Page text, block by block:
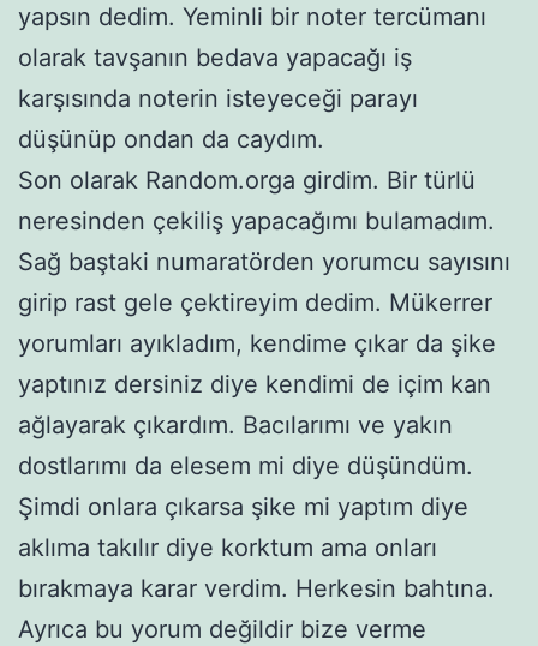
yapsın dedim. Yeminli bir noter tercümanı
olarak tavşanın bedava yapacağı iş
karşısında noterin isteyeceği parayı
düşünüp ondan da caydım.
Son olarak Random.orga girdim. Bir türlü
neresinden çekiliş yapacağımı bulamadım.
Sağ baştaki numaratörden yorumcu sayısını
girip rast gele çektireyim dedim. Mükerrer
yorumları ayıkladım, kendime çıkar da şike
yaptınız dersiniz diye kendimi de içim kan
ağlayarak çıkardım. Bacılarımı ve yakın
dostlarımı da elesem mi diye düşündüm.
Şimdi onlara çıkarsa şike mi yaptım diye
aklıma takılır diye korktum ama onları
bırakmaya karar verdim. Herkesin bahtına.
Ayrıca bu yorum değildir bize verme